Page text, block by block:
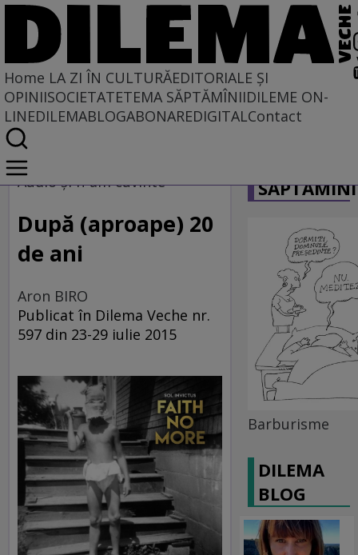
Home LA ZI ÎN CULTURĂEDITORIALE ȘI
OPINIISOCIETATETEMA SĂPTĂMÎNIIDILEME ON-
LINEDILEMABLOGABONAREDIGITALContact
Home
La zi în cultură
MUZICĂ
Audio şi n-am cuvinte
După (aproape) 20
de ani
Aron BIRO
Publicat în Dilema Veche nr.
597 din 23-29 iulie 2015
Barburisme
DILEMA
BLOG